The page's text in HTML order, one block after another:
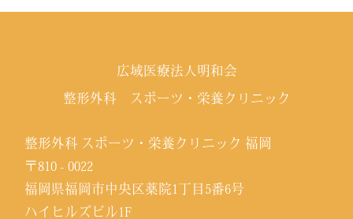
広域医療法人明和会
整形外科 スポーツ・栄養クリニック
整形外科 スポーツ・栄養クリニック 福岡
〒810 - 0022
福岡県福岡市中央区薬院1丁目5番6号
ハイヒルズビル1F